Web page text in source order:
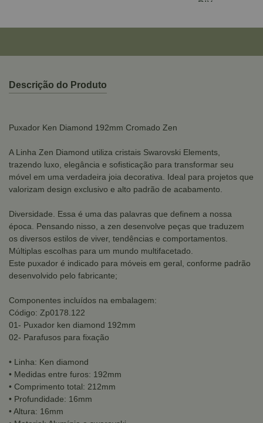
Descrição do Produto
Puxador Ken Diamond 192mm Cromado Zen
A Linha Zen Diamond utiliza cristais Swarovski Elements,
trazendo luxo, elegância e sofisticação para transformar seu
móvel em uma verdadeira joia decorativa. Ideal para projetos que
valorizam design exclusivo e alto padrão de acabamento.
Diversidade. Essa é uma das palavras que definem a nossa
época. Pensando nisso, a zen desenvolve peças que traduzem
os diversos estilos de viver, tendências e comportamentos.
Múltiplas escolhas para um mundo multifacetado.
Este puxador é indicado para móveis em geral, conforme padrão
desenvolvido pelo fabricante;
Componentes incluídos na embalagem:
Código: Zp0178.122
01- Puxador ken diamond 192mm
02- Parafusos para fixação
• Linha: Ken diamond
• Medidas entre furos: 192mm
• Comprimento total: 212mm
• Profundidade: 16mm
• Altura: 16mm